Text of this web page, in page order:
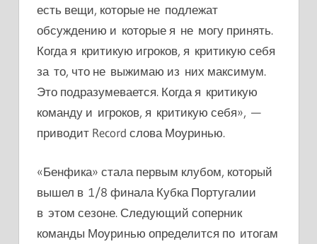
есть вещи, которые не подлежат
обсуждению и которые я не могу принять.
Когда я критикую игроков, я критикую себя
за то, что не выжимаю из них максимум.
Это подразумевается. Когда я критикую
команду и игроков, я критикую себя», —
приводит Record слова Моуринью.
«Бенфика» стала первым клубом, который
вышел в 1/8 финала Кубка Португалии
в этом сезоне. Следующий соперник
команды Моуринью определится по итогам